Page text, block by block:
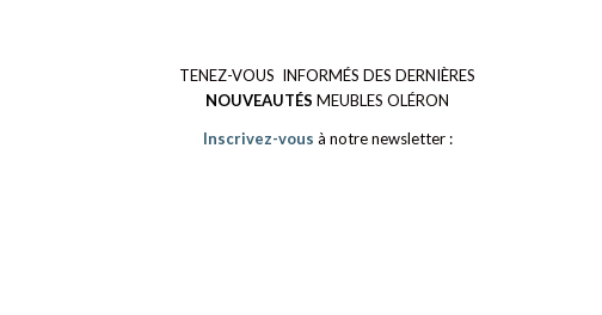
TENEZ-VOUS INFORMÉS DES DERNIÈRES
NOUVEAUTÉS MEUBLES OLÉRON
Inscrivez-vous à notre newsletter :